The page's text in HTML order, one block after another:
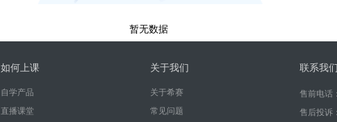
暂无数据
如何上课
自学产品
直播课堂
关于我们
关于希赛
常见问题
联系我们
售前电话：
售后投诉：